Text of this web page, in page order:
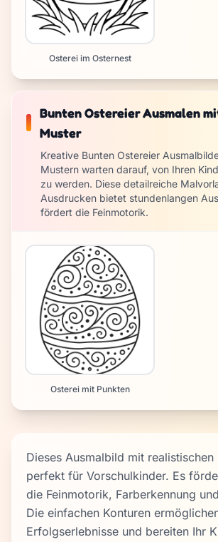
Osterei im Osternest
Bunten Ostereier Ausmalen
Muster
Kreative Bunten Ostereier
Mustern warten darauf, von Ihren
zu werden. Diese detailreiche
Ausdrucken bietet stundenlangen
fördert die Feinmotorik.
Osterei mit Punkten
Dieses Ausmalbild mit realistischen
perfekt für Vorschulkinder. Es
die Feinmotorik, Farberkennung
Die einfachen Konturen
Erfolgserlebnisse und bereiten Ihr